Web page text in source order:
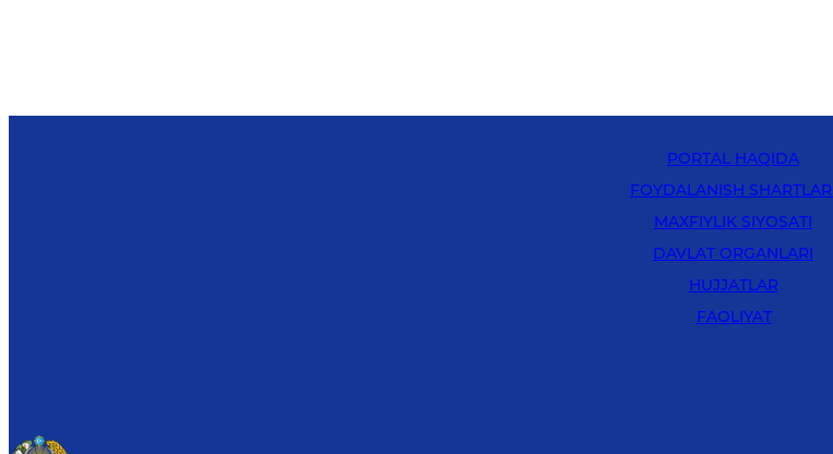
PORTAL HAQIDA
FOYDALANISH
MAXFIYLIK SIYOSATI
DAVLAT ORGANLARI
HUJJATLAR
FAOLIYAT